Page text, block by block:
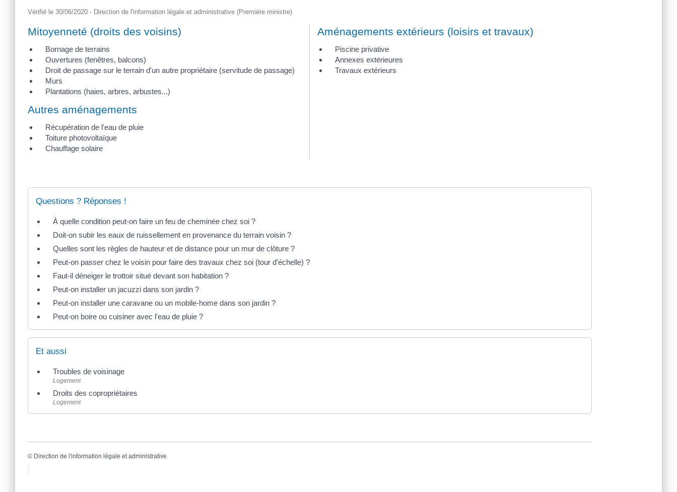
Vérifié le 30/06/2020 - Direction de l'information légale et administrative (Première ministre)
Mitoyenneté (droits des voisins)
Bornage de terrains
Ouvertures (fenêtres, balcons)
Droit de passage sur le terrain d'un autre propriétaire (servitude de passage)
Murs
Plantations (haies, arbres, arbustes...)
Aménagements extérieurs (loisirs et travaux)
Piscine privative
Annexes extérieures
Travaux extérieurs
Autres aménagements
Récupération de l'eau de pluie
Toiture photovoltaïque
Chauffage solaire
Questions ? Réponses !
À quelle condition peut-on faire un feu de cheminée chez soi ?
Doit-on subir les eaux de ruissellement en provenance du terrain voisin ?
Quelles sont les règles de hauteur et de distance pour un mur de clôture ?
Peut-on passer chez le voisin pour faire des travaux chez soi (tour d'échelle) ?
Faut-il déneiger le trottoir situé devant son habitation ?
Peut-on installer un jacuzzi dans son jardin ?
Peut-on installer une caravane ou un mobile-home dans son jardin ?
Peut-on boire ou cuisiner avec l'eau de pluie ?
Et aussi
Troubles de voisinage
Logement
Droits des copropriétaires
Logement
© Direction de l'information légale et administrative